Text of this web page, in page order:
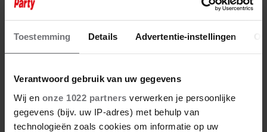
Toestemming Details Advertentie-instellingen
Verantwoord gebruik van uw gegevens
Wij en onze 1022 partners verwerken je persoonlijke
gegevens (bijv. uw IP-adres) met behulp van
technologieën zoals cookies om informatie op uw